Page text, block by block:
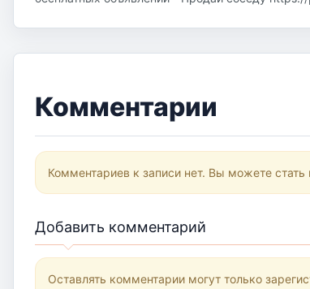
Комментарии
Комментариев к записи нет. Вы можете
Добавить комментарий
Оставлять комментарии могут только